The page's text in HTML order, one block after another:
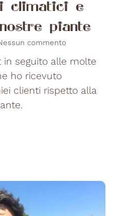
climatici e
piante
commento
in seguito alle molte
ho ricevuto
clienti rispetto alla